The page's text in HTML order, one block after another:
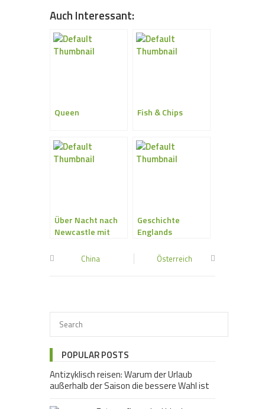
Auch Interessant:
Queen Fish & Chips
Über Nacht nach
Newcastle mit
Geschichte
Englands
China Österreich
POPULAR POSTS
Antizyklisch reisen: Warum der Urlaub
außerhalb der Saison die bessere Wahl ist